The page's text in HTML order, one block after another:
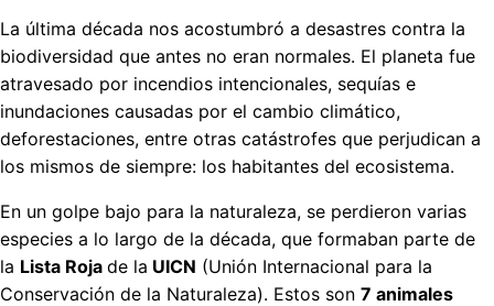
La última década nos acostumbró a desastres contra la
biodiversidad que antes no eran normales. El planeta fue
atravesado por incendios intencionales, sequías e
inundaciones causadas por el cambio climático,
deforestaciones, entre otras catástrofes que perjudican a
los mismos de siempre: los habitantes del ecosistema.
En un golpe bajo para la naturaleza, se perdieron varias
especies a lo largo de la década, que formaban parte de
la Lista Roja de la UICN (Unión Internacional para la
Conservación de la Naturaleza). Estos son 7 animales